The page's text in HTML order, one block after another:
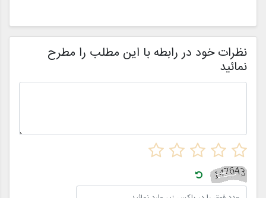
نظرات خود در رابطه با این مطلب را مطرح
نمائید